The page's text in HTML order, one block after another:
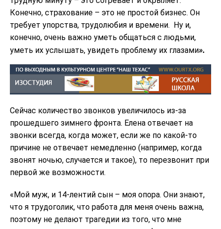
Конечно, страхование – это не простой бизнес. Он
требует упорства, трудолюбия и времени. Ну и,
конечно, очень важно уметь общаться с людьми,
уметь их услышать, увидеть проблему их глазами».
Сейчас количество звонков увеличилось из-за
прошедшего зимнего фронта. Елена отвечает на
звонки всегда, когда может, если же по какой-то
причине не отвечает немедленно (например, когда
звонят ночью, случается и такое), то перезвонит при
первой же возможности.
«Мой муж, и 14-лентий сын – моя опора. Они знают,
что я трудоголик, что работа для меня очень важна,
поэтому не делают трагедии из того, что мне